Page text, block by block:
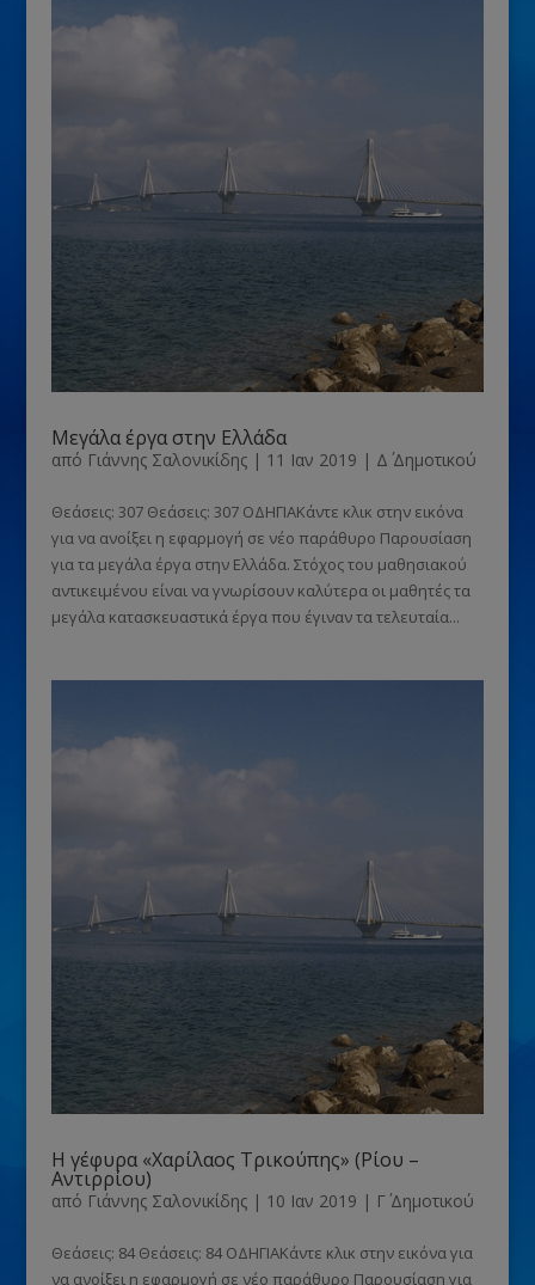
Μεγάλα έργα στην Ελλάδα
από Γιάννης Σαλονικίδης| 11 Ιαν 2019 | Δ΄ Δημοτικού
Θεάσεις: 307 Θεάσεις: 307 ΟΔΗΓΙΑΚάντε κλικ στην εικόνα
για να ανοίξει η εφαρμογή σε νέο παράθυρο Παρουσίαση
για τα μεγάλα έργα στην Ελλάδα. Στόχος του μαθησιακού
αντικειμένου είναι να γνωρίσουν καλύτερα οι μαθητές τα
μεγάλα κατασκευαστικά έργα που έγιναν τα τελευταία...
Η γέφυρα «Χαρίλαος Τρικούπης» (Ρίου –
Αντιρρίου)
από Γιάννης Σαλονικίδης| 10 Ιαν 2019 | Γ΄ Δημοτικού
Θεάσεις: 84 Θεάσεις: 84 ΟΔΗΓΙΑΚάντε κλικ στην εικόνα για
να ανοίξει η εφαρμογή σε νέο παράθυρο Παρουσίαση για